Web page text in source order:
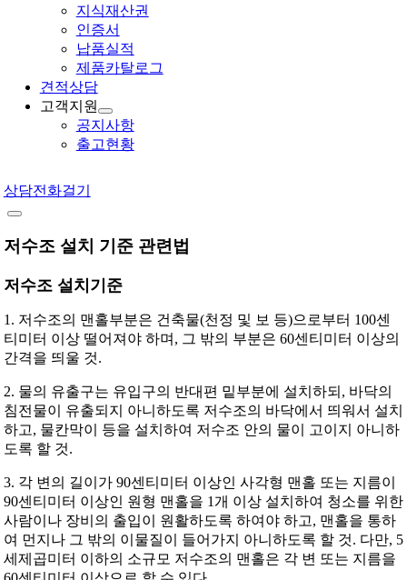
지식재산권
인증서
납품실적
제품카탈로그
견적상담
고객지원
공지사항
출고현황
상담전화걸기
저수조 설치 기준 관련법
저수조 설치기준
1. 저수조의 맨홀부분은 건축물(천정 및 보 등)으로부터 100센
티미터 이상 떨어져야 하며, 그 밖의 부분은 60센티미터 이상의
간격을 띄울 것.
2. 물의 유출구는 유입구의 반대편 밑부분에 설치하되, 바닥의
침전물이 유출되지 아니하도록 저수조의 바닥에서 띄워서 설치
하고, 물칸막이 등을 설치하여 저수조 안의 물이 고이지 아니하
도록 할 것.
3. 각 변의 길이가 90센티미터 이상인 사각형 맨홀 또는 지름이
90센티미터 이상인 원형 맨홀을 1개 이상 설치하여 청소를 위한
사람이나 장비의 출입이 원활하도록 하여야 하고, 맨홀을 통하
여 먼지나 그 밖의 이물질이 들어가지 아니하도록 할 것. 다만, 5
세제곱미터 이하의 소규모 저수조의 맨홀은 각 변 또는 지름을